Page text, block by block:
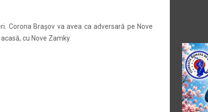
Corona Brașov va avea ca adversară pe Nove
cu Nove Zamky.